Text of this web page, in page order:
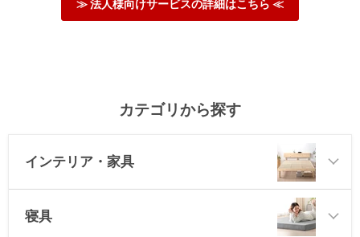
≫ 法人様向けサービスの詳細はこちら ≪
カテゴリから探す
インテリア・家具
寝具